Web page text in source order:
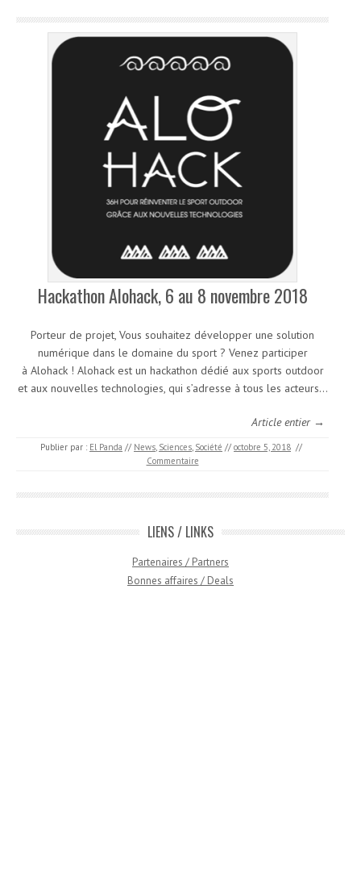
Hackathon Alohack, 6 au 8 novembre 2018
Porteur de projet, Vous souhaitez développer une solution
numérique dans le domaine du sport ? Venez participer
à Alohack ! Alohack est un hackathon dédié aux sports outdoor
et aux nouvelles technologies, qui s’adresse à tous les acteurs…
Article entier →
Publier par : El Panda // News, Sciences, Société // octobre 5, 2018 //
Commentaire
LIENS / LINKS
Partenaires / Partners
Bonnes affaires / Deals